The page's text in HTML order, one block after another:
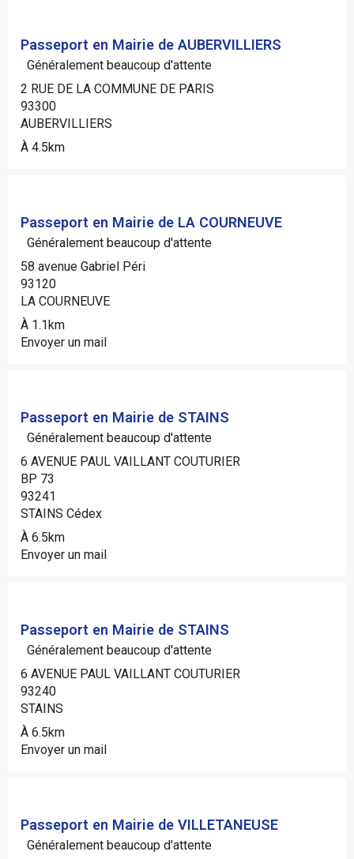
Passeport en Mairie de AUBERVILLIERS
Généralement beaucoup d'attente
2 RUE DE LA COMMUNE DE PARIS
93300
AUBERVILLIERS
À 4.5km
Passeport en Mairie de LA COURNEUVE
Généralement beaucoup d'attente
58 avenue Gabriel Péri
93120
LA COURNEUVE
À 1.1km
Envoyer un mail
Passeport en Mairie de STAINS
Généralement beaucoup d'attente
6 AVENUE PAUL VAILLANT COUTURIER
BP 73
93241
STAINS Cédex
À 6.5km
Envoyer un mail
Passeport en Mairie de STAINS
Généralement beaucoup d'attente
6 AVENUE PAUL VAILLANT COUTURIER
93240
STAINS
À 6.5km
Envoyer un mail
Passeport en Mairie de VILLETANEUSE
Généralement beaucoup d'attente